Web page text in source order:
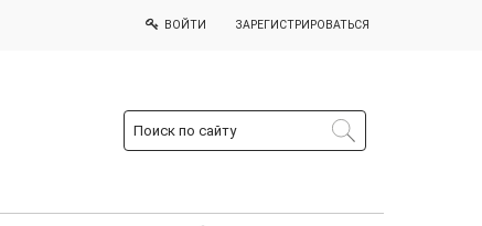
ВОЙТИ ЗАРЕГИСТРИРОВАТЬСЯ